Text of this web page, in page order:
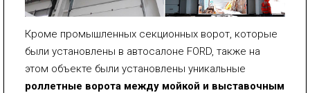
Кроме промышленных секционных ворот, которые
были установлены в автосалоне FORD, также на
этом объекте были установлены уникальные
роллетные ворота между мойкой и выставочным